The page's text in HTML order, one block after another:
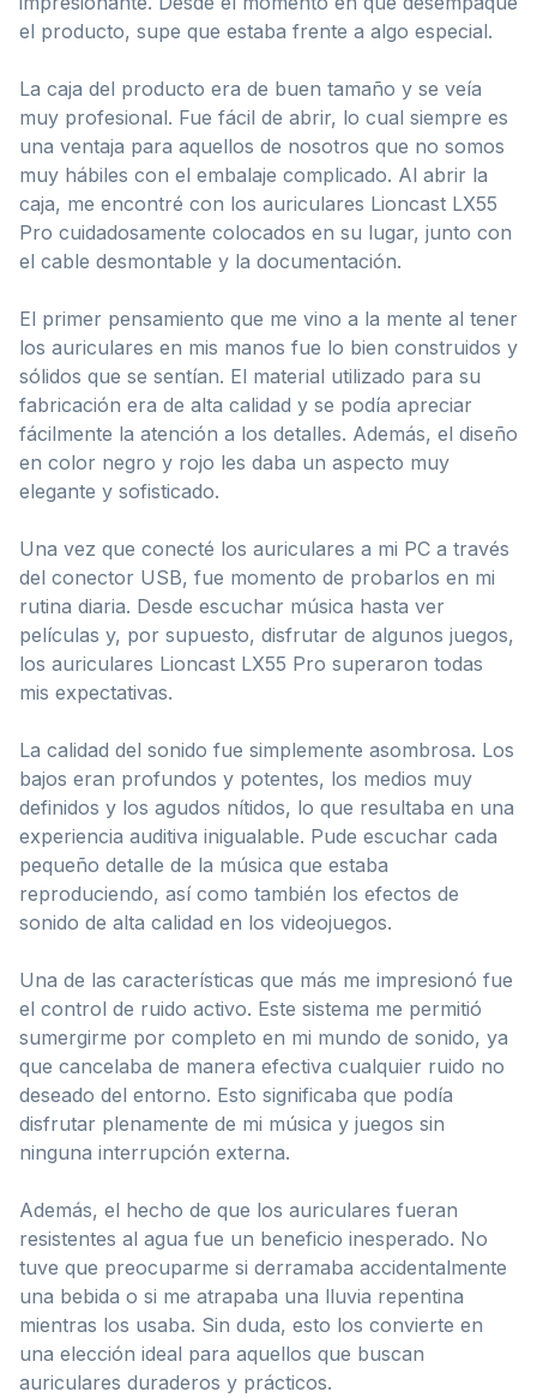
el producto, supe que estaba frente a algo especial.
La caja del producto era de buen tamaño y se veía
muy profesional. Fue fácil de abrir, lo cual siempre es
una ventaja para aquellos de nosotros que no somos
muy hábiles con el embalaje complicado. Al abrir la
caja, me encontré con los auriculares Lioncast LX55
Pro cuidadosamente colocados en su lugar, junto con
el cable desmontable y la documentación.
El primer pensamiento que me vino a la mente al tener
los auriculares en mis manos fue lo bien construidos y
sólidos que se sentían. El material utilizado para su
fabricación era de alta calidad y se podía apreciar
fácilmente la atención a los detalles. Además, el diseño
en color negro y rojo les daba un aspecto muy
elegante y sofisticado.
Una vez que conecté los auriculares a mi PC a través
del conector USB, fue momento de probarlos en mi
rutina diaria. Desde escuchar música hasta ver
películas y, por supuesto, disfrutar de algunos juegos,
los auriculares Lioncast LX55 Pro superaron todas
mis expectativas.
La calidad del sonido fue simplemente asombrosa. Los
bajos eran profundos y potentes, los medios muy
definidos y los agudos nítidos, lo que resultaba en una
experiencia auditiva inigualable. Pude escuchar cada
pequeño detalle de la música que estaba
reproduciendo, así como también los efectos de
sonido de alta calidad en los videojuegos.
Una de las características que más me impresionó fue
el control de ruido activo. Este sistema me permitió
sumergirme por completo en mi mundo de sonido, ya
que cancelaba de manera efectiva cualquier ruido no
deseado del entorno. Esto significaba que podía
disfrutar plenamente de mi música y juegos sin
ninguna interrupción externa.
Además, el hecho de que los auriculares fueran
resistentes al agua fue un beneficio inesperado. No
tuve que preocuparme si derramaba accidentalmente
una bebida o si me atrapaba una lluvia repentina
mientras los usaba. Sin duda, esto los convierte en
una elección ideal para aquellos que buscan
auriculares duraderos y prácticos.